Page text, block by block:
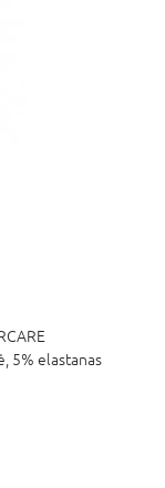
5% elastanas